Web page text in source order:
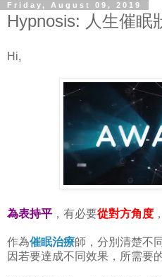
Friday, August 09, 2019
Hypnosis: 人生催眠
Hi,
為表持平 ，有必要從對方角度
作為催眠治療師，分別清楚不
因若要達成不同效果，所需要